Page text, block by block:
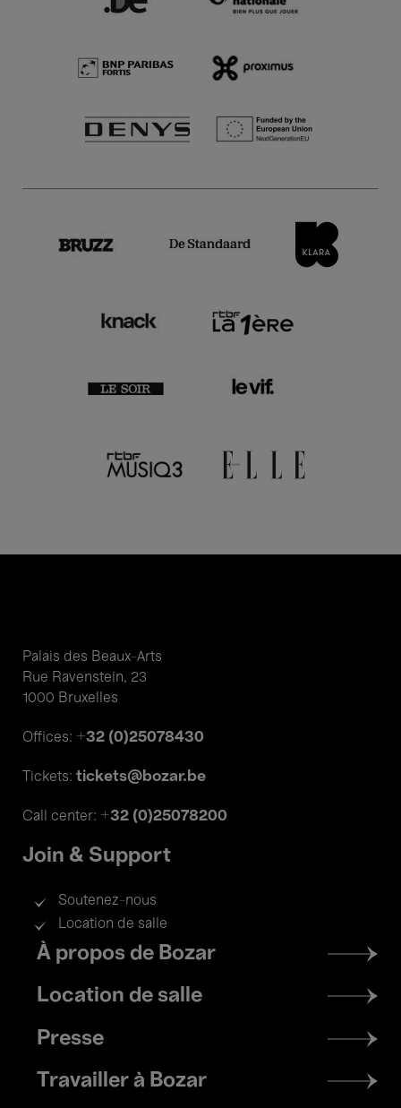
Palais des Beaux-Arts
Rue Ravenstein, 23
1000 Bruxelles
Offices: +32 (0)25078430
Tickets: tickets@bozar.be
Call center: +32 (0)25078200
Join & Support
Soutenez-nous
Location de salle
Footer
menu
À propos de Bozar
Location de salle
Presse
Travailler à Bozar